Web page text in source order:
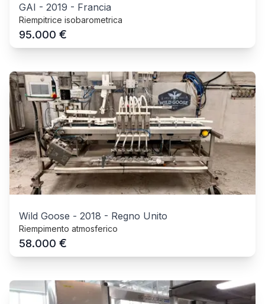
GAI - 2019 - Francia
Riempitrice isobarometrica
95.000 €
Wild Goose - 2018 - Regno Unito
Riempimento atmosferico
58.000 €